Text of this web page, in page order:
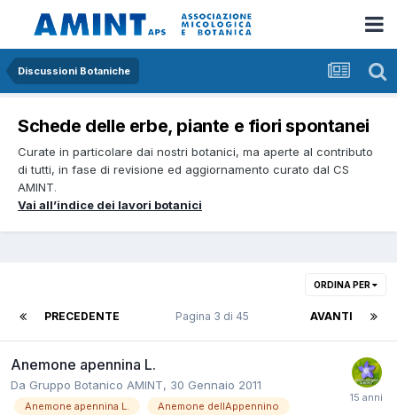
Discussioni Botaniche
Schede delle erbe, piante e fiori spontanei
Curate in particolare dai nostri botanici, ma aperte al contributo
di tutti, in fase di revisione ed aggiornamento curato dal CS
AMINT.
Vai all’indice dei lavori botanici
ORDINA PER
PRECEDENTE AVANTI
Pagina 3 di 45
Anemone apennina L.
Da Gruppo Botanico AMINT, 30 Gennaio 2011
Anemone apennina L. Anemone dellAppennino